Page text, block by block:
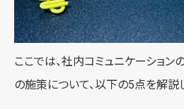
ここでは、社内コミュニケーショ
の施策について、以下の5点を解説